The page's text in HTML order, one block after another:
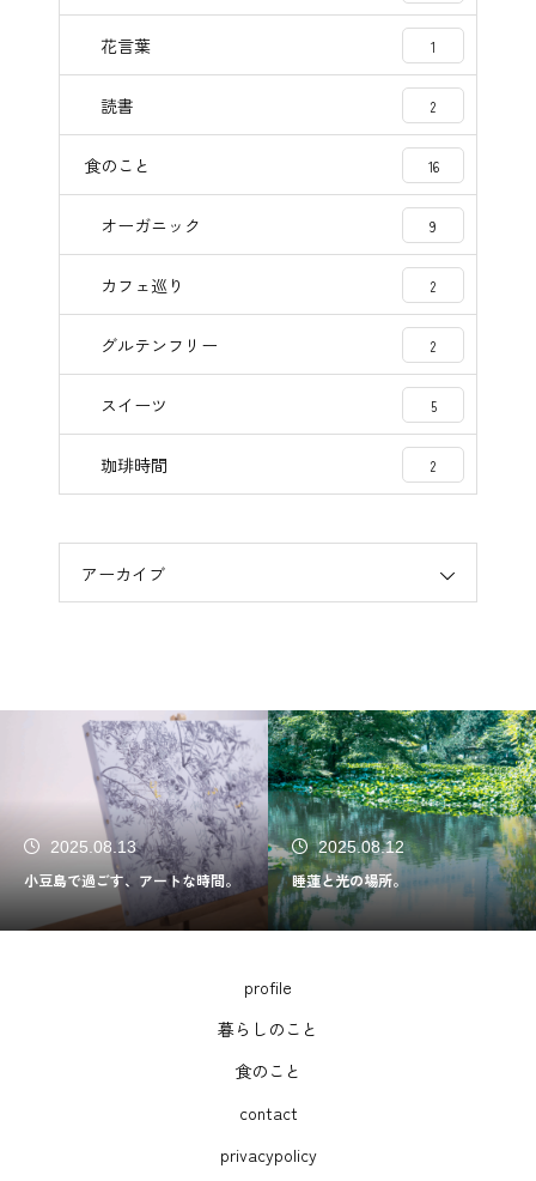
花言葉 1
読書 2
食のこと 16
オーガニック 9
カフェ巡り 2
グルテンフリー 2
スイーツ 5
珈琲時間 2
アーカイブ
2025.08.13
小豆島で過ごす、アートな時間。
2025.08.12
睡蓮と光の場所。
profile
暮らしのこと
食のこと
contact
privacypolicy